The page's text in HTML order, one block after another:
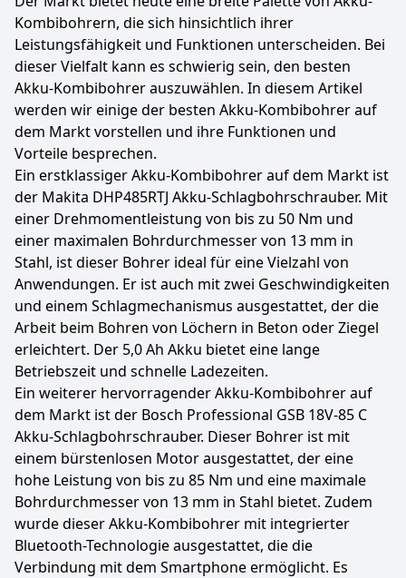
Kombibohrern, die sich hinsichtlich ihrer
Leistungsfähigkeit und Funktionen unterscheiden. Bei
dieser Vielfalt kann es schwierig sein, den besten
Akku-Kombibohrer auszuwählen. In diesem Artikel
werden wir einige der besten Akku-Kombibohrer auf
dem Markt vorstellen und ihre Funktionen und
Vorteile besprechen.
Ein erstklassiger Akku-Kombibohrer auf dem Markt ist
der Makita DHP485RTJ Akku-Schlagbohrschrauber. Mit
einer Drehmomentleistung von bis zu 50 Nm und
einer maximalen Bohrdurchmesser von 13 mm in
Stahl, ist dieser Bohrer ideal für eine Vielzahl von
Anwendungen. Er ist auch mit zwei Geschwindigkeiten
und einem Schlagmechanismus ausgestattet, der die
Arbeit beim Bohren von Löchern in Beton oder Ziegel
erleichtert. Der 5,0 Ah Akku bietet eine lange
Betriebszeit und schnelle Ladezeiten.
Ein weiterer hervorragender Akku-Kombibohrer auf
dem Markt ist der Bosch Professional GSB 18V-85 C
Akku-Schlagbohrschrauber. Dieser Bohrer ist mit
einem bürstenlosen Motor ausgestattet, der eine
hohe Leistung von bis zu 85 Nm und eine maximale
Bohrdurchmesser von 13 mm in Stahl bietet. Zudem
wurde dieser Akku-Kombibohrer mit integrierter
Bluetooth-Technologie ausgestattet, die die
Verbindung mit dem Smartphone ermöglicht. Es